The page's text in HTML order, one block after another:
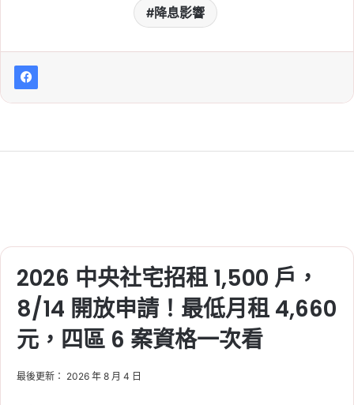
降息影響
2026 中央社宅招租 1,500 戶，
8/14 開放申請！最低月租 4,660
元，四區 6 案資格一次看
最後更新： 2026 年 8 月 4 日